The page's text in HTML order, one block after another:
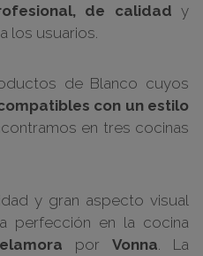
de calidad y
los usuarios.
de Blanco cuyos
con un estilo
en tres cocinas
y gran aspecto visual
perfección en la cocina
por Vonna . La